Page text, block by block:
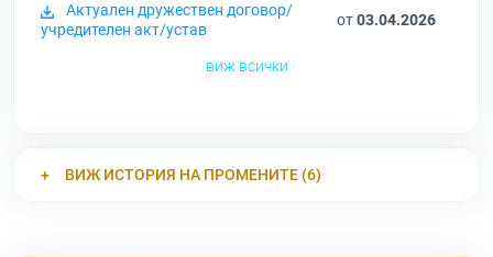
Актуален дружествен договор/
учредителен акт/устав
от03.04.2026
виж всички
ВИЖ ИСТОРИЯ НА ПРОМЕНИТЕ (6)